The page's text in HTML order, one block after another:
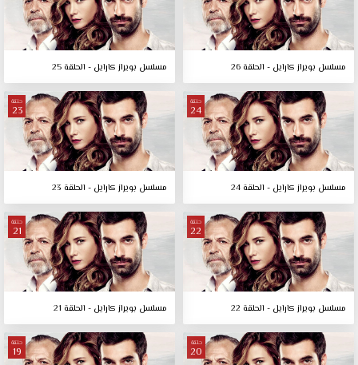
مسلسل بويراز كارايل - الحلقة 26 مسلسل بويراز كارايل - الحلقة 25
حلقة
24
مسلسل بويراز كارايل - الحلقة 24
حلقة
23
مسلسل بويراز كارايل - الحلقة 23
حلقة
22
مسلسل بويراز كارايل - الحلقة 22
حلقة
21
مسلسل بويراز كارايل - الحلقة 21
حلقة
20
حلقة
19